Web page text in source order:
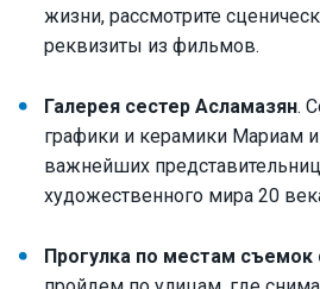
жизни, рассмотрите
реквизиты из фильмов.
Галерея сестер Асламазян.
графики и керамики Мариам
важнейших
художественного мира 20
Прогулка по местам